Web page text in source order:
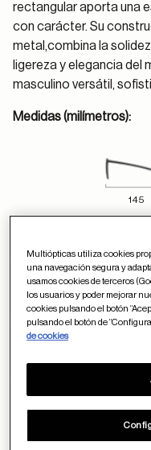
rectangular aporta una
con carácter. Su
metal,combina la
ligereza y elegancia del
masculino versátil,
Medidas (milímetros):
145
Garantía y devoluciones
Condiciones de envío
Multiópticas utiliza cookies
una navegación segura y
usamos cookies de terceros
los usuarios y poder mejorar
cookies pulsando el botón
pulsando el botón de
de cookies